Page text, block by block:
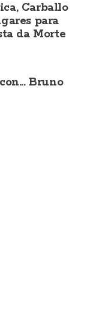
Carballo
para
da Morte
Bruno